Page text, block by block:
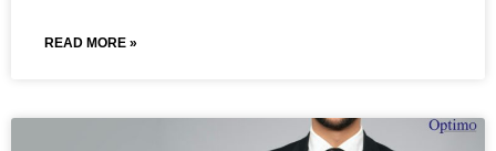
READ MORE »